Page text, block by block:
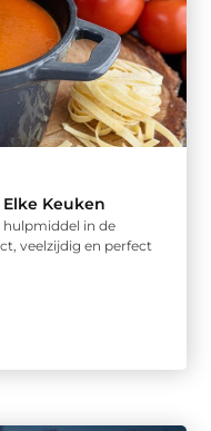
Keuken
hulpmiddel in de
veelzijdig en perfect